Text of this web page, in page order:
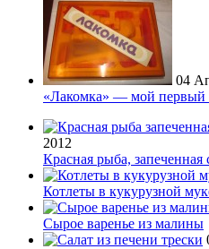
04
«Лакомка» — мой первый
2012
Красная рыба,
Котлеты в кукурузной
Сырое варенье из малины